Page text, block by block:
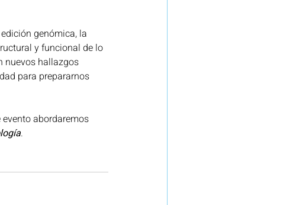
y Defensa Seguros
cAIre
genómica, la
y funcional de lo
nuevos hallazgos
para prepararnos
abordaremos
.